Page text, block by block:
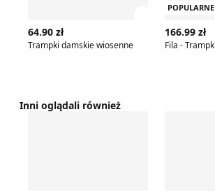
64.90 zł
Trampki damskie wiosenne
POPULARNE
166.99 zł
Inni oglądali również